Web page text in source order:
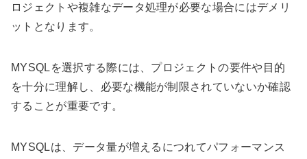
ロジェクトや複雑なデータ処理が必要な場合にはデメリ
ットとなります。
MYSQLを選択する際には、プロジェクトの要件や目的
を十分に理解し、必要な機能が制限されていないか確認
することが重要です。
MYSQLは、データ量が増えるにつれてパフォーマンス